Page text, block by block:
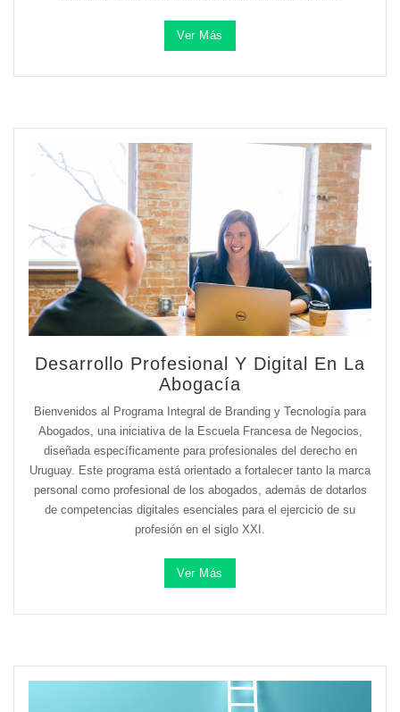
Ver Más
Desarrollo Profesional Y Digital En La
Abogacía
Bienvenidos al Programa Integral de Branding y Tecnología para
Abogados, una iniciativa de la Escuela Francesa de Negocios,
diseñada específicamente para profesionales del derecho en
Uruguay. Este programa está orientado a fortalecer tanto la marca
personal como profesional de los abogados, además de dotarlos
de competencias digitales esenciales para el ejercicio de su
profesión en el siglo XXI.
Ver Más